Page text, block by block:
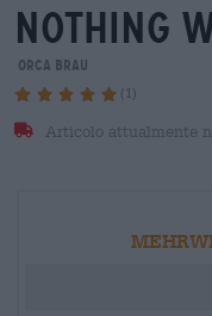
nothing
orca brau
(1)
Articolo attualmente